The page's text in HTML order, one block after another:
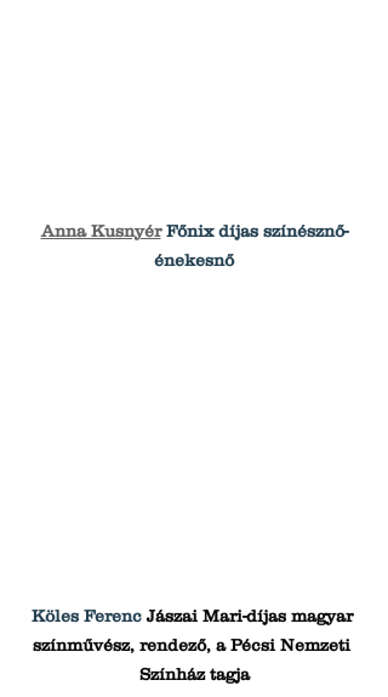
Anna Kusnyér Főnix díjas színésznő-
énekesnő
Köles Ferenc Jászai Mari-díjas magyar
színművész, rendező, a Pécsi Nemzeti
Színház tagja